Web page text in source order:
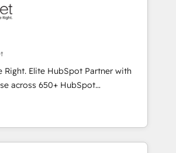
data, and AI to design connected
predictable, scalable revenue
spans RevOps, CRM and data
and strategic marketing,
our proprietary FLAIR framework
27001:2022 certified consultancy,
creativity, and technology to help
Right. Elite HubSpot Partner with
across 650+ HubSpot
you use the HubSpot platform
improve your current HubSpot
your new one.